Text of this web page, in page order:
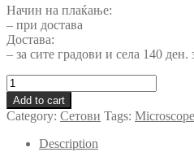
Начин на плаќање:
– при достава
Достава:
– за сите градови и села 140 ден.
Сет
Levenhuk
LabZZ
MT2
Microscope
Add to cart
Category: Сетови Tags: Microscope
Description